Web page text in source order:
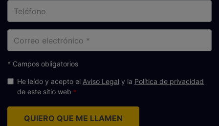
electrónico
* Campos obligatorios
He leído y acepto el Aviso Legal y la Política de privacidad
de este sitio web
QUIERO QUE ME LLAMEN